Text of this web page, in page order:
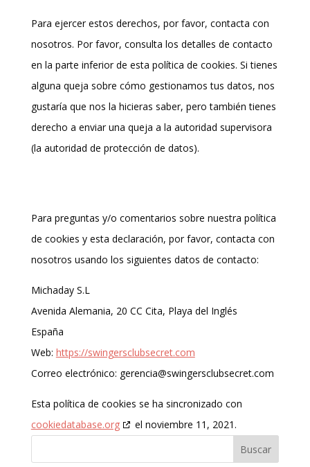
Para ejercer estos derechos, por favor, contacta con
nosotros. Por favor, consulta los detalles de contacto
en la parte inferior de esta política de cookies. Si tienes
alguna queja sobre cómo gestionamos tus datos, nos
gustaría que nos la hicieras saber, pero también tienes
derecho a enviar una queja a la autoridad supervisora
(la autoridad de protección de datos).
Para preguntas y/o comentarios sobre nuestra política
de cookies y esta declaración, por favor, contacta con
nosotros usando los siguientes datos de contacto:
Michaday S.L
Avenida Alemania, 20 CC Cita, Playa del Inglés
España
Web: https://swingersclubsecret.com
Correo electrónico: gerencia@swingersclubsecret.com
Esta política de cookies se ha sincronizado con
cookiedatabase.org
el noviembre 11, 2021.
Buscar